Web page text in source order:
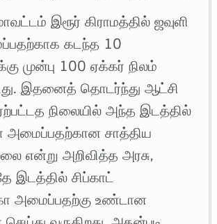
இரூர் கிராமத்தில் ஜவுளி
கடந்த 10
முன்பு 100 ஏக்கர் நிலம்
இதனைத் தொடர்ந்து ஆட்சி
நிலையில் அந்த இடத்தில்
அமைப்பதற்கான சாத்திய
என்று அறிவித்த அரசு,
இடத்தில் சிப்காட்
அமைப்பதற்கு உண்டான